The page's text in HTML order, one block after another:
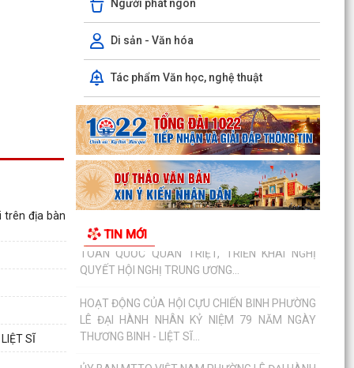
trên địa bàn
SĨ
Người phát ngôn
Di sản - Văn hóa
Tác phẩm Văn học, nghệ thuật
TIN MỚI
ĐẨY MẠNH THANH TOÁN KHÔNG DÙNG TIỀN
MẶT – THÚC ĐẨY CHUYỂN ĐỔI SỐ TRONG ĐỜI
SỐNG XÃ HỘI
V/v triển khai hoạt động hưởng ứng “Ngày thế
giới phòng, chống mua bán người” và “Ngày
toàn dân...
Kế hoạch triển khai cài đặt, sử dụng ứng dựng
eTax mobile phục vụ nộp thuế sử dụng đất phi
nông...
PHƯỜNG LÊ ĐẠI HÀNH THAM DỰ HỘI NGHỊ
QUYẾT HỘI NGHỊ TRUNG ƯƠNG...
HOẠT ĐỘNG CỦA HỘI CỰU CHIẾN BINH PHƯỜNG
THƯƠNG BINH - LIỆT SĨ...
ỦY BAN MTTQ VIỆT NAM PHƯỜNG LÊ ĐẠI HÀNH